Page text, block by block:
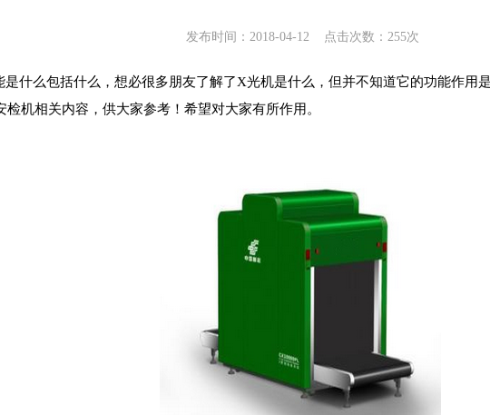
发布时间：2018-04-12 点击次数： 255次
是什么包括什么，想必很多朋友了解了X光机是什么 ，但并不知道它的功能作用
检机相关内容，供大家参考！希望对大家有所作用。